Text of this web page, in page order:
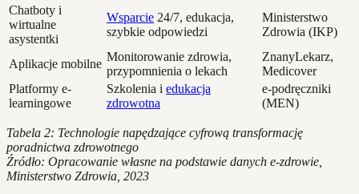
Chatboty i
wirtualne
asystentki
Wsparcie 24/7, edukacja,
szybkie odpowiedzi
Ministerstwo
Zdrowia (IKP)
Aplikacje mobilne
Monitorowanie zdrowia,
przypomnienia o lekach
ZnanyLekarz,
Medicover
Platformy e-
learningowe
Szkolenia i edukacja
zdrowotna
e-podręczniki
(MEN)
Tabela 2: Technologie napędzające cyfrową transformację
poradnictwa zdrowotnego
Źródło: Opracowanie własne na podstawie danych e-zdrowie,
Ministerstwo Zdrowia, 2023